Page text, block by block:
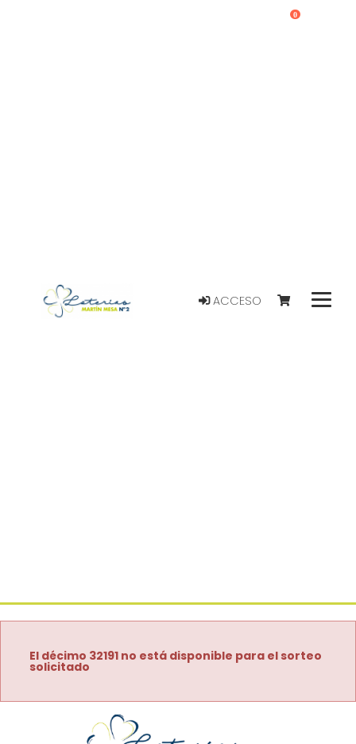
ACCESO
0
El décimo 32191 no está disponible para el sorteo
solicitado